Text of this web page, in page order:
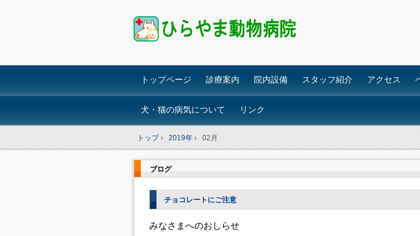
トップページ 診療案内 院内設備 スタッフ紹介 アクセス
犬・猫の病気について リンク
トップ› 2019年› 02月
ブログ
チョコレートにご注意
みなさまへのおしらせ